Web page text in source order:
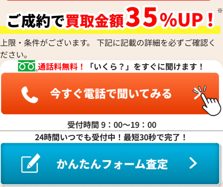
ルイ・ヴィトン マヒナ ポシェットクレ コ
インケース M69508
参考買取価格
27,000 円
2025年9月17日時点
ルイ・ヴィトン
サングラス プラス
参考買取価格
27,000円
2026年6月3日時点
上限・条件がございます。 下記に記載の詳細を必ずご確認く
ださい。
通話料無料！
「いくら？」をすぐに聞けます！
受付時間 9：00〜19：00
24時間いつでも受付中！最短30秒で完了！